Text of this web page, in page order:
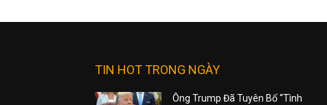
TIN HOT TRONG NGÀY
Ông Trump Đã Tuyên Bố “Tình